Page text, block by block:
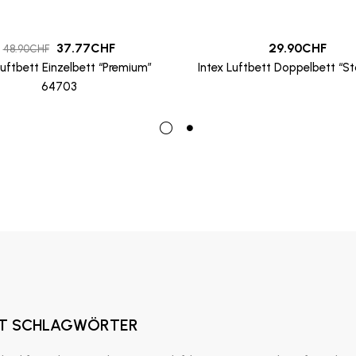
48.90CHF 37.77CHF
Einzelbett “Premium”
64703
29.90CHF
Intex Luftbett Doppelbett
SCHLAGWÖRTER